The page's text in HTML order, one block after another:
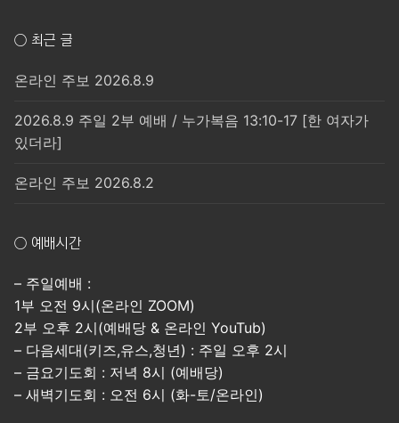
○ 최근 글
온라인 주보 2026.8.9
2026.8.9 주일 2부 예배 / 누가복음 13:10-17 [한 여자가
있더라]
온라인 주보 2026.8.2
○ 예배시간
– 주일예배 :
1부 오전 9시(온라인 ZOOM)
2부 오후 2시(예배당 & 온라인 YouTub)
– 다음세대(키즈,유스,청년) : 주일 오후 2시
– 금요기도회 : 저녁 8시 (예배당)
– 새벽기도회 : 오전 6시 (화-토/온라인)